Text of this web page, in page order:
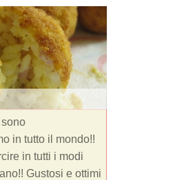
sono
in tutto il mondo!!
in tutti i modi
Gustosi e ottimi